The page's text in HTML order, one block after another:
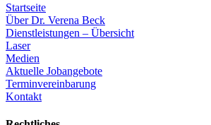
Startseite
Über Dr. Verena Beck
Dienstleistungen – Übersicht
Laser
Medien
Aktuelle Jobangebote
Terminvereinbarung
Kontakt